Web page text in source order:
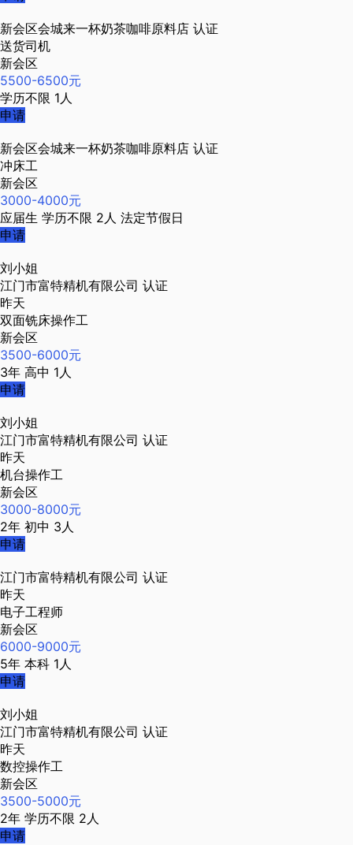
新会区会城来一杯奶茶咖啡原料店 认证
送货司机
新会区
5500-6500元
学历不限 1人
申请
新会区会城来一杯奶茶咖啡原料店 认证
冲床工
新会区
3000-4000元
应届生 学历不限 2人 法定节假日
申请
刘小姐
江门市富特精机有限公司 认证
昨天
双面铣床操作工
新会区
3500-6000元
3年 高中 1人
申请
刘小姐
江门市富特精机有限公司 认证
昨天
机台操作工
新会区
3000-8000元
2年 初中 3人
申请
江门市富特精机有限公司 认证
昨天
电子工程师
新会区
6000-9000元
5年 本科 1人
申请
刘小姐
江门市富特精机有限公司 认证
昨天
数控操作工
新会区
3500-5000元
2年 学历不限 2人
申请